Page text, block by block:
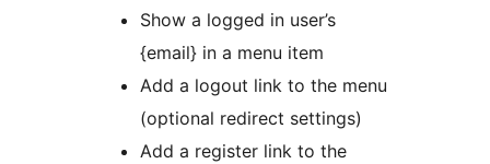
Show a logged in user’s
{email} in a menu item
Add a logout link to the menu
(optional redirect settings)
Add a register link to the